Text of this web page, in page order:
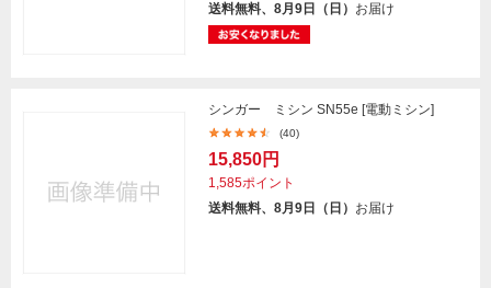
送料無料、8月9日（日） お届け
シンガー ミシン SN55e [電動ミシン]
(40)
15,850円
1,585ポイント
送料無料、8月9日（日） お届け